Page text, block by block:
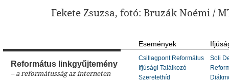
Fekete Zsuzsa, fotó: Bruzák Noémi /
Református linkgyűjtemény
– a reformátusság az interneten
Események
Csillagpont Református
Ifjúsági Találkozó
Szeretethíd
Soli